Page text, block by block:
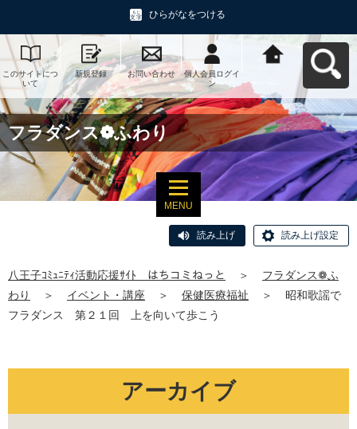
ひらがなをつける
このサイトにつ
いて
新規登録 お問い合わせ
個人会員ログイ
ン
動応援ｻｲﾄ はち
コミねっとへ戻
る
フラダンス❁ふわり
MENU
読み上げ 読み上げ設定
八王子ｺﾐｭﾆﾃｨ活動応援ｻｲﾄ はちコミねっと ＞
フラダンス❁ふ
わり
＞ イベント・講座 ＞ 保健医療福祉 ＞
昭和歌謡で
フラダンス 第２１回 上を向いて歩こう
アーカイブ